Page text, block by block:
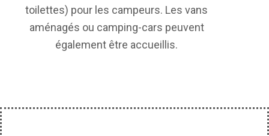
toilettes) pour les campeurs. Les vans
aménagés ou camping-cars peuvent
également être accueillis.